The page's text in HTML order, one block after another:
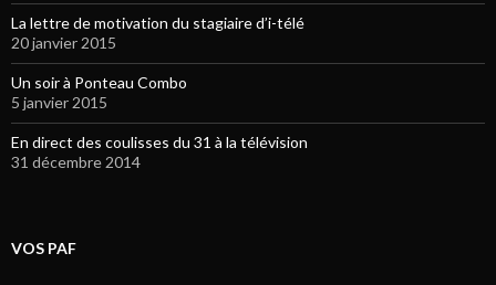
La lettre de motivation du stagiaire d’i-télé
20 janvier 2015
Un soir à Ponteau Combo
5 janvier 2015
En direct des coulisses du 31 à la télévision
31 décembre 2014
VOS PAF